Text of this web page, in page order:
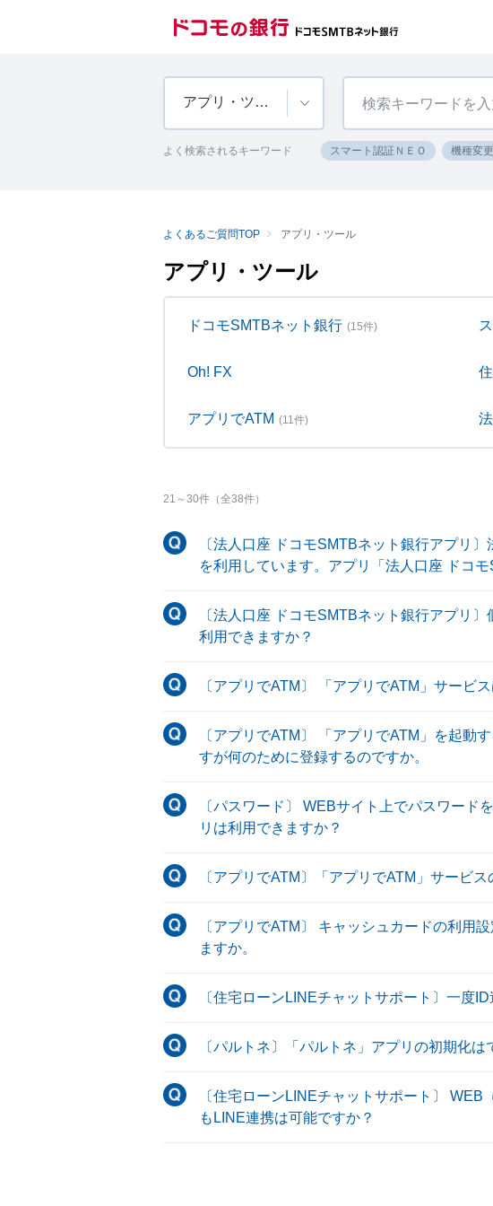
アプリ・ツール
よく検索されるキーワード スマート認証ＮＥＯ 機種変更
よくあるご質問TOP アプリ・ツール
アプリ・ツール
ドコモSMTBネット銀行 (15件)
Oh! FX
アプリでATM (11件)
21 ～30件（全38件）
〔法人口座 ドコモSMTBネット銀行アプリ
を利用しています。アプリ「法人口座 ドコ
〔法人口座 ドコモSMTBネット銀行アプリ
利用できますか？
〔アプリでATM〕 「アプリでATM」サービ
〔アプリでATM〕 「アプリでATM」を起動
すが何のために登録するのですか。
〔パスワード〕 WEBサイト上でパスワー
リは利用できますか？
〔アプリでATM〕「アプリでATM」サービ
〔アプリでATM〕 キャッシュカードの利用
ますか。
〔住宅ローンLINEチャットサポート〕一度
〔パルトネ〕「パルトネ」アプリの初期化は
〔住宅ローンLINEチャットサポート〕
もLINE連携は可能ですか？